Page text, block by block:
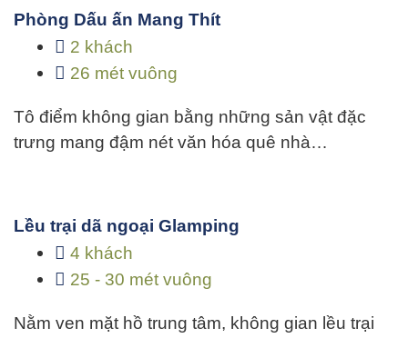
Phòng Dấu ấn Mang Thít
2 khách
26 mét vuông
Tô điểm không gian bằng những sản vật đặc
trưng mang đậm nét văn hóa quê nhà…
Lều trại dã ngoại Glamping
4 khách
25 - 30 mét vuông
Nằm ven mặt hồ trung tâm, không gian lều trại